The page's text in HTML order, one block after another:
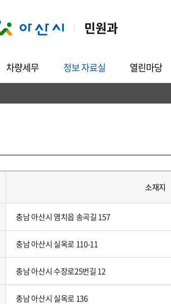
민원과
차량세무 정보 자료실 열린마당
소재지
충남 아산시 염치읍 송곡길 157
충남 아산시 실옥로 110-11
충남 아산시 수장로25번길 12
충남 아산시 실옥로 136